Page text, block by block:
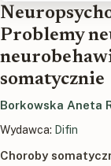
Problemy
somatycznie
Borkowska Aneta
Wydawca: Difin
Choroby